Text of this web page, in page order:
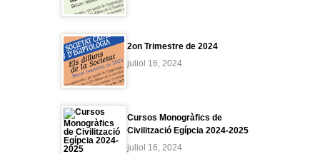
2on Trimestre de 2024
juliol 16, 2024
Cursos Monogràfics de
Civilització Egípcia 2024-2025
juliol 16, 2024